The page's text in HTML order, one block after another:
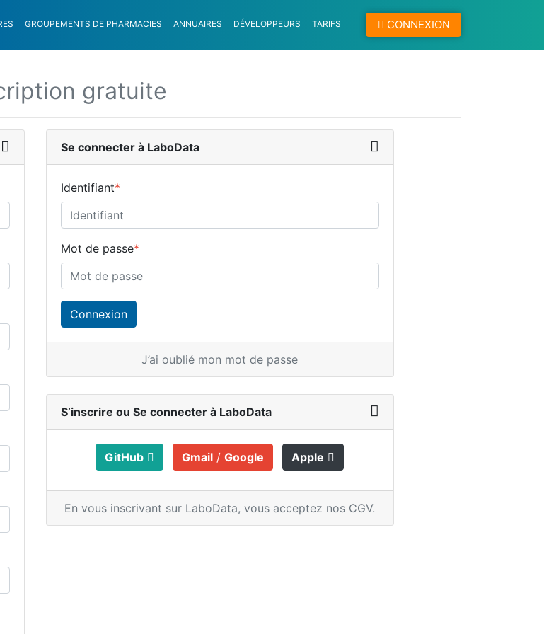
CONNEXION
GROUPEMENTS DE PHARMACIES ANNUAIRES DÉVELOPPEURS TARIFS
gratuite
Se connecter à LaboData
Identifiant*
Mot de passe*
J’ai oublié mon mot de passe
S’inscrire ou Se connecter à LaboData
GitHub Gmail /Google Apple
En vous inscrivant sur LaboData,vous acceptez nos CGV.